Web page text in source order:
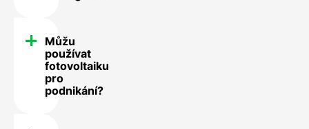
Můžu
používat
fotovoltaiku
pro
podnikání?